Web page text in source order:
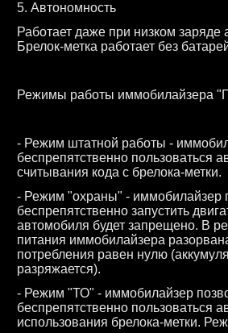
5. Автономность
Работает даже при низком заряде
Брелок-метка работает без
Режимы работы иммобилайзера
- Режим штатной работы -
беспрепятственно пользоваться
считывания кода с брелока-метки.
- Режим "охраны" - иммобилайзер
беспрепятственно запустить
автомобиля будет запрещено. В
питания иммобилайзера
потребления равен нулю
разряжается).
- Режим "ТО" - иммобилайзер
беспрепятственно пользоваться
использования брелока-метки.